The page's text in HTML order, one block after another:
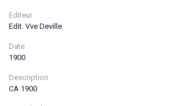
Editeur
Edit. Vve Deville
Date
1900
Description
CA 1900